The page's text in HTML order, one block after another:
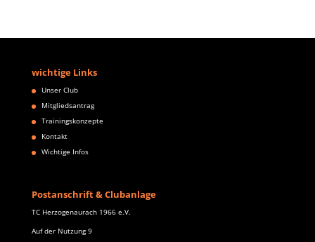
wichtige Links
Unser Club
Mitgliedsantrag
Trainingskonzepte
Kontakt
Wichtige Infos
Postanschrift & Clubanlage
TC Herzogenaurach 1966 e.V.
Auf der Nutzung 9